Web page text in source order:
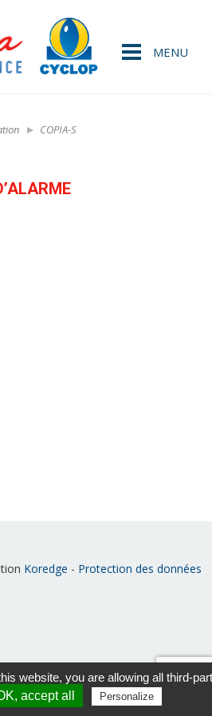
MENU
COPIA-S
Koredge - Protection des données
website, you are allowing all third-
accept all Personalize